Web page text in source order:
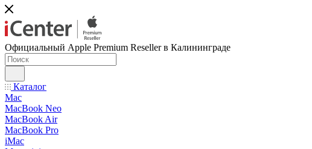
Официальный Apple Premium Reseller в Калининграде
Каталог
Mac
MacBook Neo
MacBook Air
MacBook Pro
iMac